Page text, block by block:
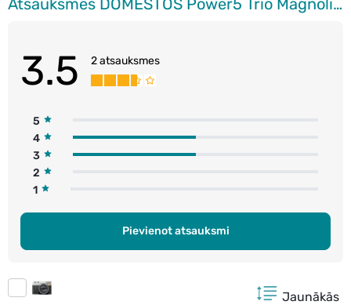
3.5 2 atsauksmes
5
4
3
2
1
Pievienot atsauksmi
Jaunākās